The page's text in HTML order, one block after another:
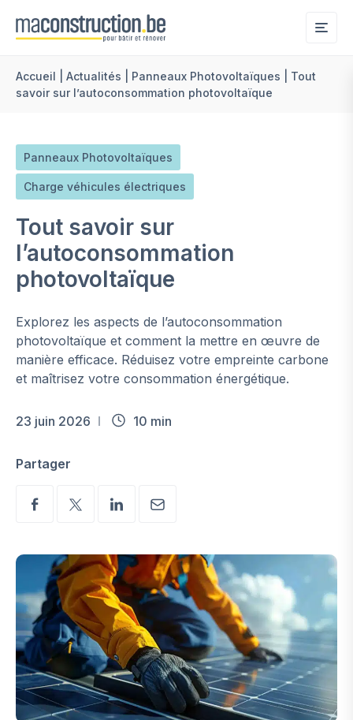
Accueil Actualités Panneaux Photovoltaïques
Tout
savoir sur l’autoconsommation photovoltaïque
Panneaux Photovoltaïques
Charge véhicules électriques
Tout savoir sur
l’autoconsommation
photovoltaïque
Explorez les aspects de l’autoconsommation
photovoltaïque et comment la mettre en œuvre de
manière efficace. Réduisez votre empreinte carbone
et maîtrisez votre consommation énergétique.
23 juin 2026 10 min
Partager